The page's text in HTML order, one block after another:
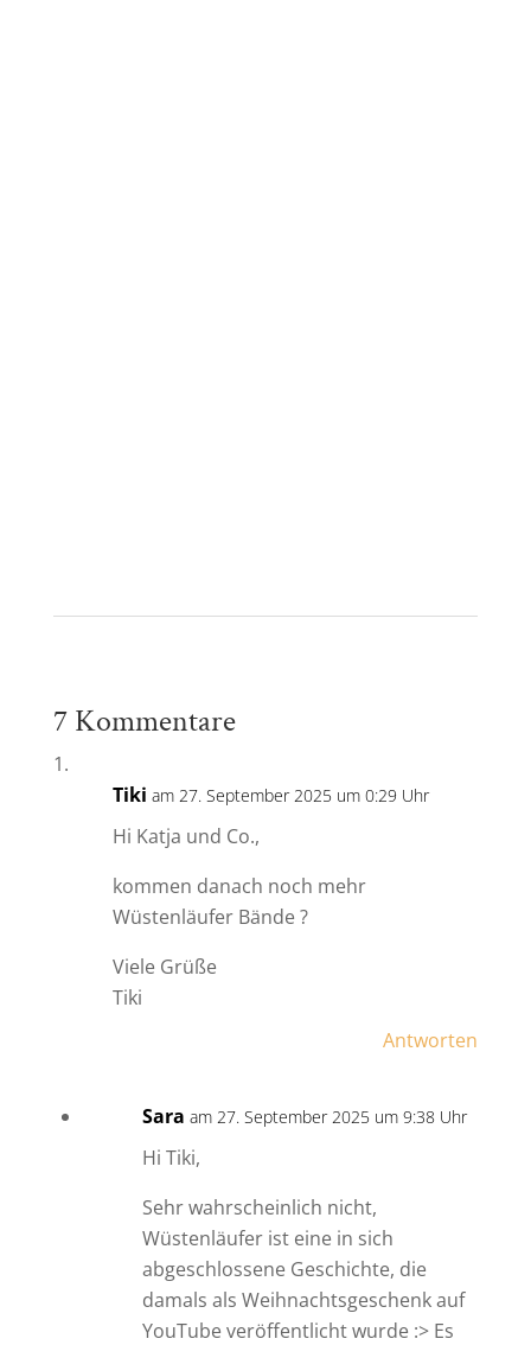
7 Kommentare
Tiki am 27. September 2025 um 0:29 Uhr
Hi Katja und Co.,
kommen danach noch mehr
Wüstenläufer Bände ?
Viele Grüße
Tiki
Antworten
Sara am 27. September 2025 um 9:38 Uhr
Hi Tiki,
Sehr wahrscheinlich nicht,
Wüstenläufer ist eine in sich
abgeschlossene Geschichte, die
damals als Weihnachtsgeschenk auf
YouTube veröffentlicht wurde :> Es